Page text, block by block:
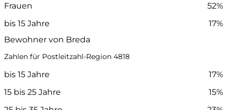
Frauen
52%
bis 15 Jahre
17%
Bewohner von Breda
Zahlen für Postleitzahl-Region 4818
bis 15 Jahre
17%
15 bis 25 Jahre
15%